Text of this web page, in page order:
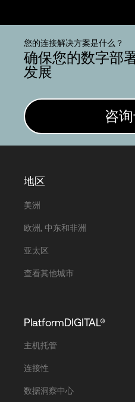
您的连接解决方案是什么？
确保您的数字部
发展
咨
地区
美洲
欧洲, 中东和非洲
亚太区
查看其他城市
PlatformDIGITAL®
主机托管
连接性
数据洞察中心